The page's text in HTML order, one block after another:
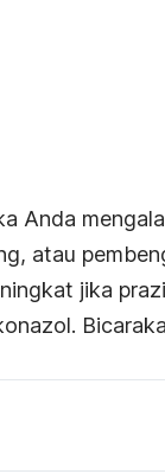
Anda
atau
jika